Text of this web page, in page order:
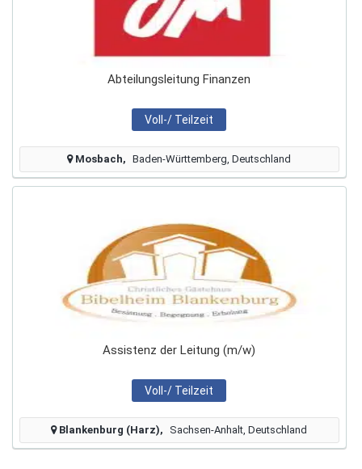
Abteilungsleitung Finanzen
Voll-/ Teilzeit
Mosbach Baden-Württemberg, Deutschland
Assistenz der Leitung (m/w)
Voll-/ Teilzeit
Blankenburg (Harz) Sachsen-Anhalt, Deutschland